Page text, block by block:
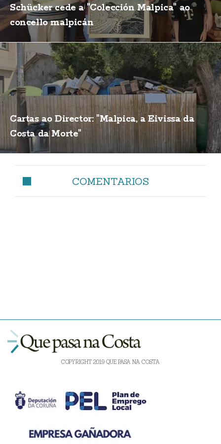
Schücker cede a "Colección Malpica" ao
concello malpicán
Cartas ao Director: "Malpica, a Eivissa da
Costa da Morte"
COMENTARIOS
COPYRIGHT 2019 QUE PASA NA COSTA